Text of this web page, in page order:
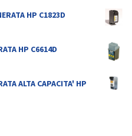
HP C1823D
HP C6614D
ALTA CAPACITA' HP